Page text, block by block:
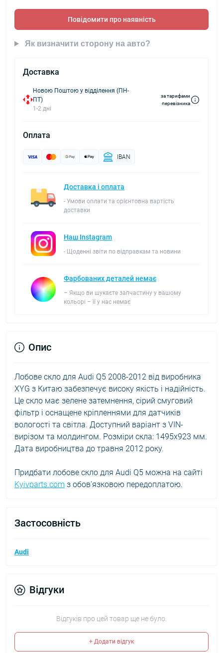
Повідомити про наявність
Як визначити сторону на авто?
Доставка
Новою Поштою у відділення (ПН-
ПТ)
1-2 дні
за тарифами
перевізника
Оплата
IBAN
Доставка і оплата
- Умови оплати та орієнтовна вартість
доставки
Наш Instagram
- Щоденні звіти по відправкам та новини
Фарбованих деталей немає
– Якщо ви шукаєте запчастину у вашому
кольорі – її у нас немає
Опис
Лобове скло для Audi Q5 2008-2012 від виробника
XYG з Китаю забезпечує високу якість і надійність.
Це скло має зелене затемнення, сірий смуговий
фільтр і оснащене кріпленнями для датчиків
вологості та світла. Доступний варіант з VIN-
вирізом та молдингом. Розміри скла: 1495x923 мм.
Дата виробництва до травня 2012 року.
Придбати лобове скло для Audi Q5 можна на сайті
Kyivparts.com з обов'язковою передоплатою.
Застосовність
Audi
Відгуки
Відгуків про цей товар ще не було.
+ Додати відгук